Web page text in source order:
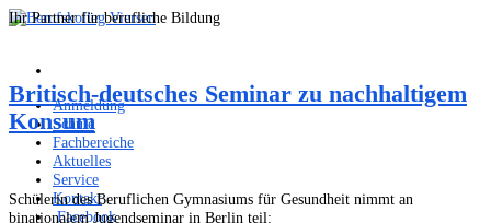
Ihr Partner für berufliche Bildung
Anmeldung
Schule
Fachbereiche
Aktuelles
Service
Kontakt
Facebook
Britisch-deutsches Seminar zu nachhaltigem
Konsum
Schülerin des Beruflichen Gymnasiums für Gesundheit nimmt an
binationalem Jugendseminar in Berlin teil: